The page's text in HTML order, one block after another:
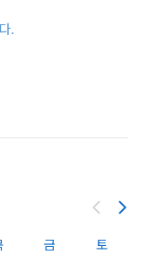
.
입니다.
금 토